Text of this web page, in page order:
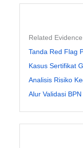
Related Evidence
Tanda Red Flag
Kasus Sertifikat
Analisis Risiko
Alur Validasi BPN